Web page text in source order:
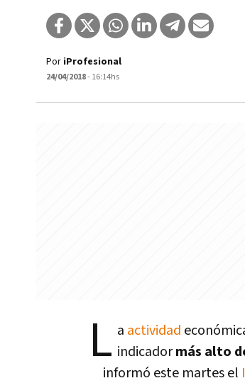
Por iProfesional
24/04/2018- 16:14hs
L a actividad
indicadormás alto
informó este martes el